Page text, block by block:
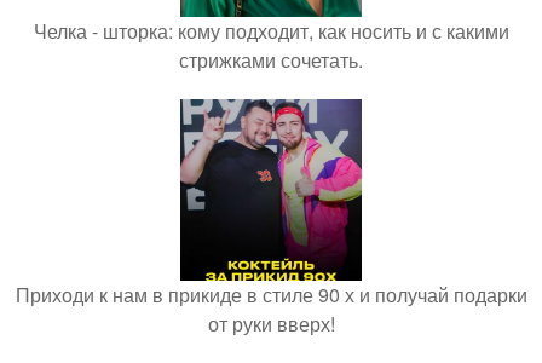
Челка - шторка: кому подходит, как носить и с какими
стрижками сочетать.
Приходи к нам в прикиде в стиле 90 х и получай подарки
от руки вверх!